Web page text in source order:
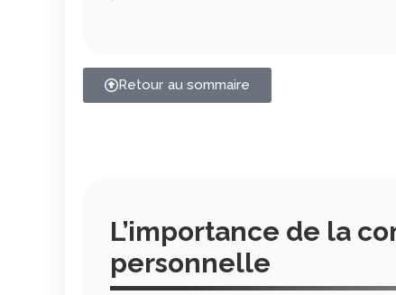
Retour au sommaire
L’importance de la
personnelle